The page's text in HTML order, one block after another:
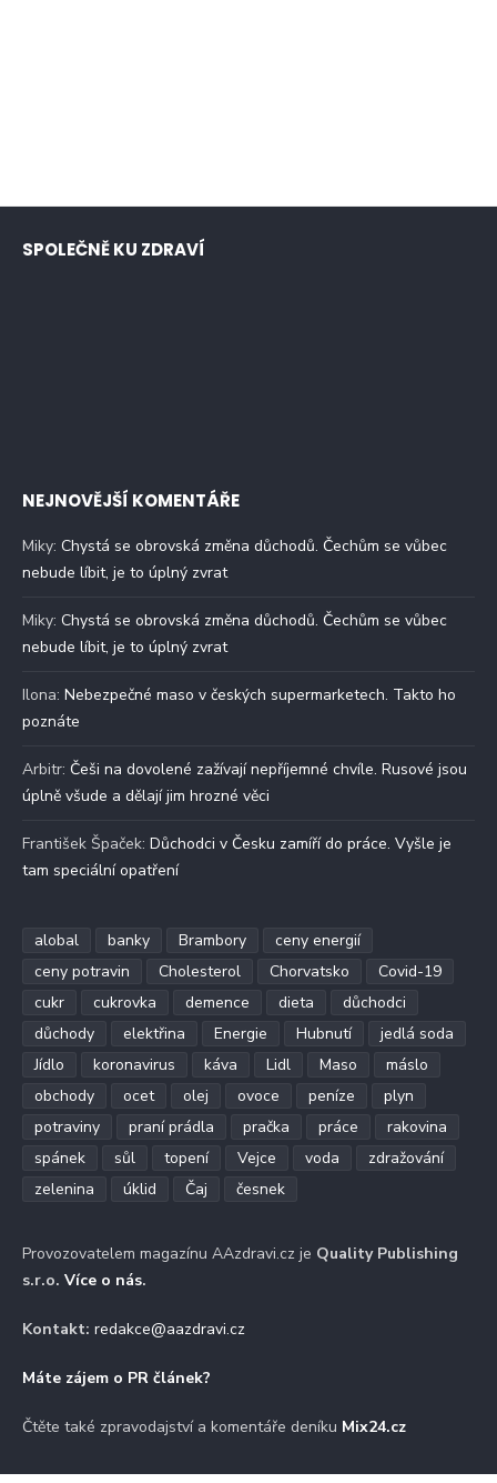
SPOLEČNĚ KU ZDRAVÍ
NEJNOVĚJŠÍ KOMENTÁŘE
Miky: Chystá se obrovská změna důchodů. Čechům se vůbec
nebude líbit, je to úplný zvrat
Miky: Chystá se obrovská změna důchodů. Čechům se vůbec
nebude líbit, je to úplný zvrat
Ilona: Nebezpečné maso v českých supermarketech. Takto ho
poznáte
Arbitr: Češi na dovolené zažívají nepříjemné chvíle. Rusové jsou
úplně všude a dělají jim hrozné věci
František Špaček: Důchodci v Česku zamíří do práce. Vyšle je
tam speciální opatření
alobal banky Brambory
ceny energií
ceny potravin
Cholesterol Chorvatsko
Covid-19
cukr
cukrovka demence dieta
důchodci
důchody
elektřina Energie Hubnutí
jedlá soda
Jídlo
koronavirus káva Lidl Maso
máslo
obchody
ocet olej ovoce peníze
plyn
potraviny
praní prádla pračka práce
rakovina
spánek
sůl topení Vejce voda
zdražování
zelenina
úklid Čaj česnek
Provozovatelem magazínu AAzdravi.cz je Quality Publishing
s.r.o. Více o nás.
Kontakt: redakce@aazdravi.cz
Máte zájem o PR článek?
Čtěte také zpravodajství a komentáře deníku Mix24.cz